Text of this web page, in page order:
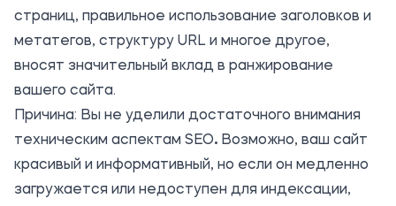
страниц, правильное использование заголовков и
метатегов, структуру URL и многое другое,
вносят значительный вклад в ранжирование
вашего сайта.
Причина: Вы не уделили достаточного внимания
техническим аспектам SEO. Возможно, ваш сайт
красивый и информативный, но если он медленно
загружается или недоступен для индексации,